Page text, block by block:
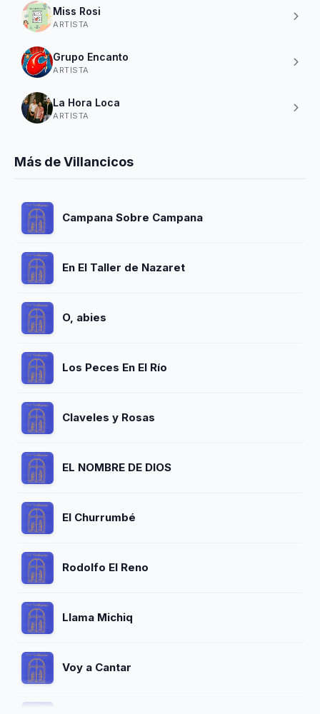
Miss Rosi
ARTISTA
Grupo Encanto
ARTISTA
La Hora Loca
ARTISTA
Más de Villancicos
Campana Sobre Campana
En El Taller de Nazaret
O, abies
Los Peces En El Río
Claveles y Rosas
EL NOMBRE DE DIOS
El Churrumbé
Rodolfo El Reno
Llama Michiq
Voy a Cantar